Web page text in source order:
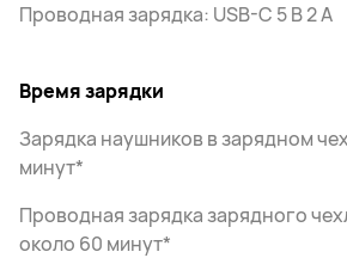
Проводная зарядка: USB-C 5 В 2 А
Время зарядки
Зарядка наушников в зарядном
минут*
Проводная зарядка зарядного
около 60 минут*